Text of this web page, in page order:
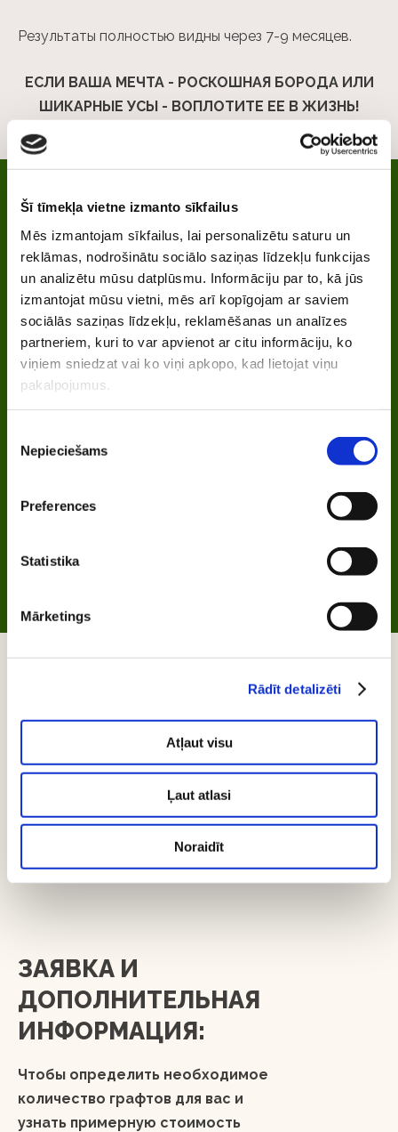
Šī tīmekļa vietne izmanto sīkfailus
Mēs izmantojam sīkfailus, lai personalizētu saturu un
reklāmas, nodrošinātu sociālo saziņas līdzekļu funkcijas
un analizētu mūsu datplūsmu. Informāciju par to, kā jūs
izmantojat mūsu vietni, mēs arī kopīgojam ar saviem
sociālās saziņas līdzekļu, reklamēšanas un analīzes
partneriem, kuri to var apvienot ar citu informāciju, ko
viņiem sniedzat vai ko viņi apkopo, kad lietojat viņu
pakalpojumus.
izvēle
Nepieciešams
Preferences
Statistika
Mārketings
Rādīt detalizēti
Atļaut visu
Ļaut atlasi
Noraidīt
Результаты полностью видны через 7-9 месяцев.
ЕСЛИ ВАША МЕЧТА - РОСКОШНАЯ БОРОДА ИЛИ
ШИКАРНЫЕ УСЫ - ВОПЛОТИТЕ ЕЕ В ЖИЗНЬ!
Pезультаты
ЗАЯВКА И
ДОПОЛНИТЕЛЬНАЯ
ИНФОРМАЦИЯ:
Чтобы определить необходимое
количество графтов для вас и
узнать примерную стоимость